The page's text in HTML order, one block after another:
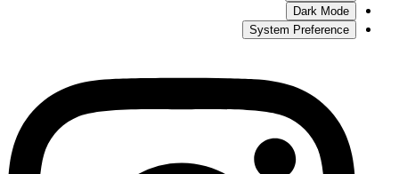
Dark Mode
System Preference